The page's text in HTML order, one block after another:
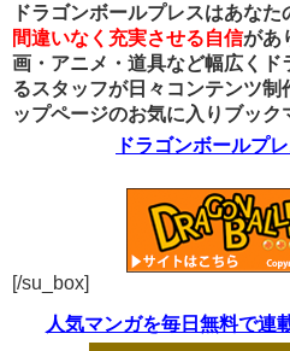
ドラゴンボールプレスはあな
間違いなく充実させる自信があ
画・アニメ・道具など幅広く
るスタッフが日々コンテンツ制
ップページのお気に入りブック
ドラゴンボールプ
[/su_box]
人気マンガを毎日無料で連